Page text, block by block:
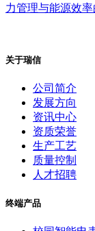
力管理与能源效
关于瑞信
公司简介
发展方向
资讯中心
资质荣誉
生产工艺
质量控制
人才招聘
终端产品